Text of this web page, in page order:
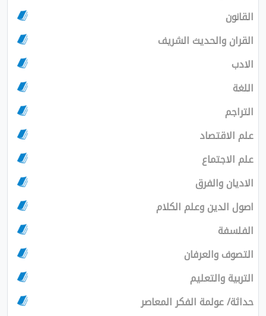
القانون
القران والحديث الشريف
الادب
اللغة
التراجم
علم الاقتصاد
علم الاجتماع
الاديان والفرق
اصول الدين وعلم الكلام
الفلسفة
التصوف والعرفان
التربية والتعليم
حداثة/ عولمة الفكر المعاصر